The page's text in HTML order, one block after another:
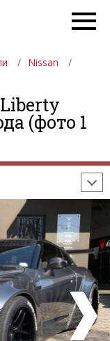
Nissan
(фото 1
ДЕВУШКИ